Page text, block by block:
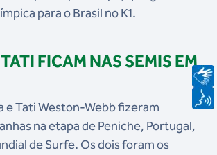
para o Brasil no K1.
FICAM NAS SEMIS EM
e Tati Weston-Webb fizeram
na etapa de Peniche, Portugal,
de Surfe. Os dois foram os